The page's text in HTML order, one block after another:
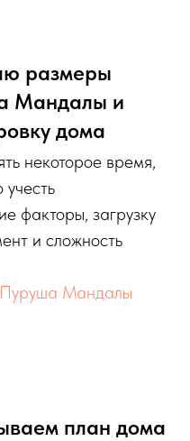
размеры
Мандалы и
дома
некоторое время,
учесть
факторы, загрузку
и сложность
Мандалы
план дома